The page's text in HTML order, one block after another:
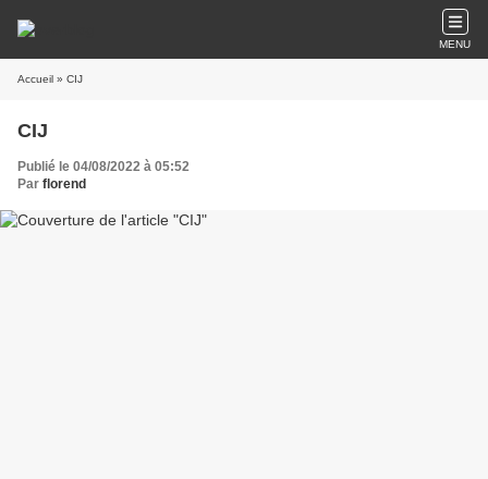
MENU
Accueil » CIJ
CIJ
Publié le 04/08/2022 à 05:52
Par florend